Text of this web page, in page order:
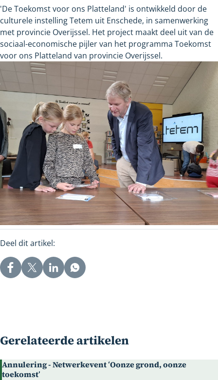
'De Toekomst voor ons Platteland' is ontwikkeld door de
culturele instelling Tetem uit Enschede, in samenwerking
met provincie Overijssel. Het project maakt deel uit van de
sociaal-economische pijler van het programma Toekomst
voor ons Platteland van provincie Overijssel.
Deel dit artikel:
Gerelateerde artikelen
Annulering - Netwerkevent ‘Oonze grond, oonze
toekomst’